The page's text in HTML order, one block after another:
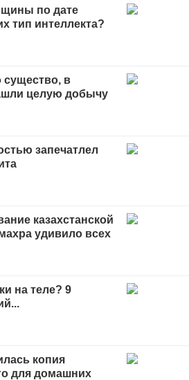
по дате
тип интеллекта?
существо, в
целую добычу
запечатлел
казахстанской
удивило всех
на теле? 9
копия
для домашних